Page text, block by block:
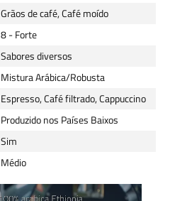
Grãos de café, Café moído
8 - Forte
Sabores diversos
Mistura Arábica/Robusta
Espresso, Café filtrado, Cappuccino
Produzido nos Países Baixos
Sim
Médio